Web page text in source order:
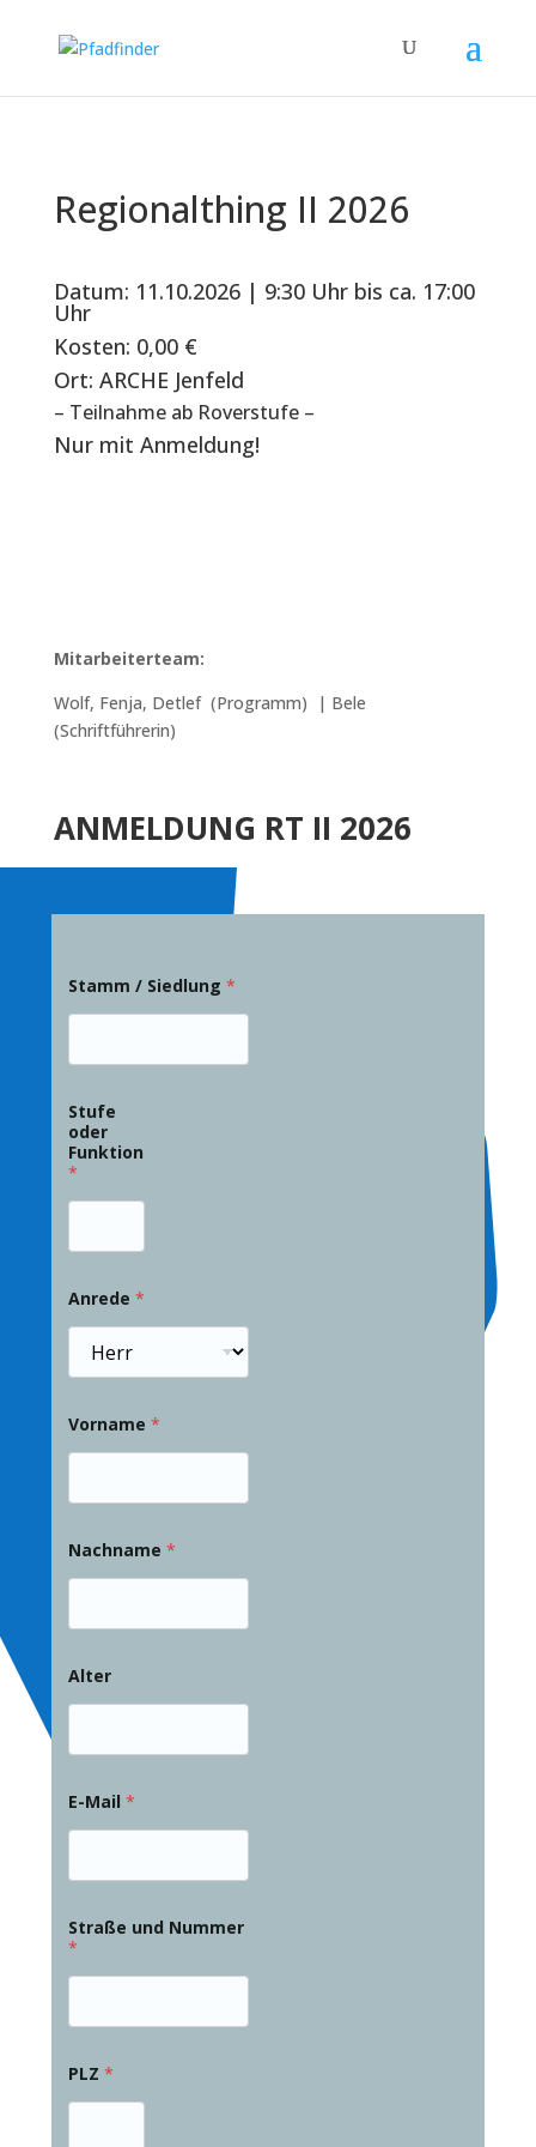
Regionalthing II 2026
Datum: 11.10.2026 | 9:30 Uhr bis ca. 17:00
Uhr
Kosten: 0,00 €
Ort: ARCHE Jenfeld
– Teilnahme ab Roverstufe –
Nur mit Anmeldung!
Mitarbeiterteam:
Wolf, Fenja, Detlef (Programm) | Bele
(Schriftführerin)
ANMELDUNG RT II 2026
Stamm / Siedlung *
Stufe
oder
Funktion
*
Anrede *
Vorname *
Nachname *
Alter
E-Mail *
Straße und Nummer
*
PLZ *